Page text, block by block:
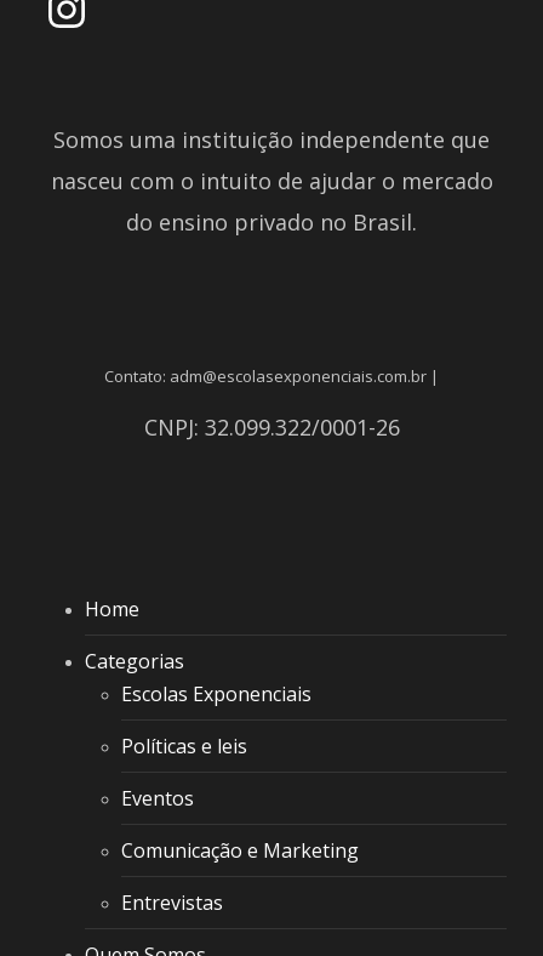
Somos uma instituição independente que
nasceu com o intuito de ajudar o mercado
do ensino privado no Brasil.
Contato: adm@escolasexponenciais.com.br |
CNPJ: 32.099.322/0001-26
Home
Categorias
Escolas Exponenciais
Políticas e leis
Eventos
Comunicação e Marketing
Entrevistas